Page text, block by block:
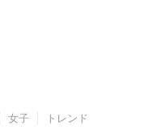
女子 トレンド